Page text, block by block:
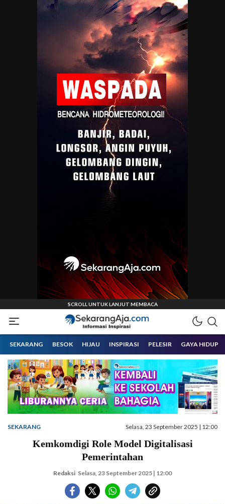
Sekarangaja
Informasi Inspirasi Malang Raya
SEKARANG BESOK HIJAU INSPIRASI PELESIR GAYA HIDUP
SEKARANG Selasa, 23 September 2025 | 12:00
Kemkomdigi Role Model Digitalisasi
Pemerintahan
Redaksi Selasa, 23 September 2025 | 12:00